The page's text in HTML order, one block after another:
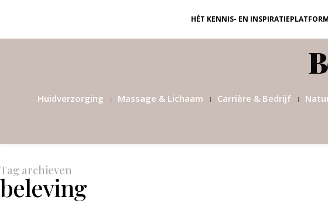
HÉT KENNIS- EN
Huidverzorging Massage & Lichaam Carrière & Bedrijf
Tag archieven
beleving